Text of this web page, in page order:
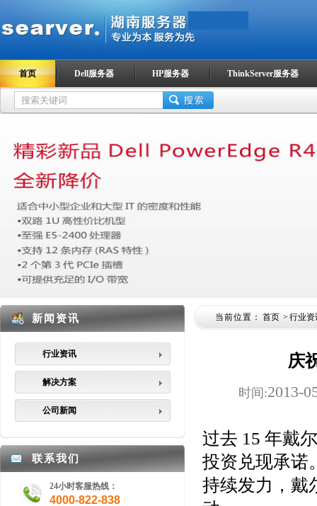
首页 Dell服务器 HP服务器 ThinkServer服务器
当前位置： 首页 > 行业资
庆
时间:2013-
过去 15 年戴
投资兑现承诺
持续发力，戴
新闻资讯
行业资讯
解决方案
公司新闻
联系我们
24小时客服热线：
4000-822-838